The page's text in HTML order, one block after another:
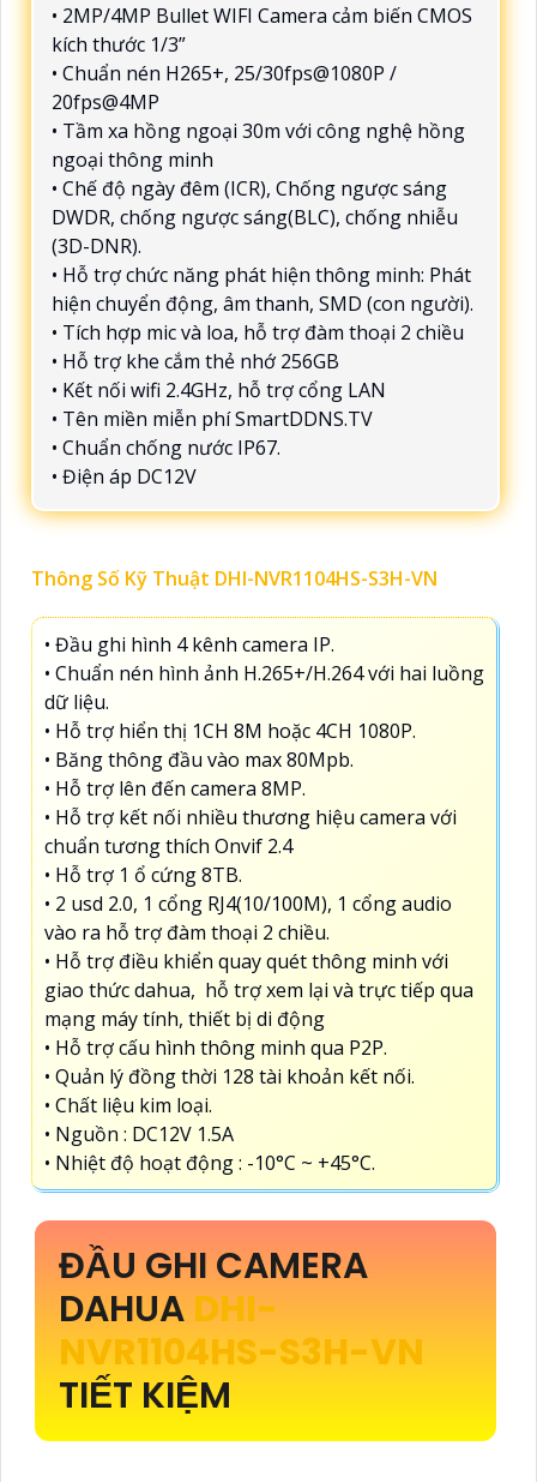
• 2MP/4MP Bullet WIFI Camera cảm biến CMOS
kích thước 1/3”
• Chuẩn nén H265+, 25/30fps@1080P /
20fps@4MP
• Tầm xa hồng ngoại 30m với công nghệ hồng
ngoại thông minh
• Chế độ ngày đêm (ICR), Chống ngược sáng
DWDR, chống ngược sáng(BLC), chống nhiễu
(3D-DNR).
• Hỗ trợ chức năng phát hiện thông minh: Phát
hiện chuyển động, âm thanh, SMD (con người).
• Tích hợp mic và loa, hỗ trợ đàm thoại 2 chiều
• Hỗ trợ khe cắm thẻ nhớ 256GB
• Kết nối wifi 2.4GHz, hỗ trợ cổng LAN
• Tên miền miễn phí SmartDDNS.TV
• Chuẩn chống nước IP67.
• Điện áp DC12V
Thông Số Kỹ Thuật DHI-NVR1104HS-S3H-VN
• Đầu ghi hình 4 kênh camera IP.
• Chuẩn nén hình ảnh H.265+/H.264 với hai luồng
dữ liệu.
• Hỗ trợ hiển thị 1CH 8M hoặc 4CH 1080P.
• Băng thông đầu vào max 80Mpb.
• Hỗ trợ lên đến camera 8MP.
• Hỗ trợ kết nối nhiều thương hiệu camera với
chuẩn tương thích Onvif 2.4
• Hỗ trợ 1 ổ cứng 8TB.
• 2 usd 2.0, 1 cổng RJ4(10/100M), 1 cổng audio
vào ra hỗ trợ đàm thoại 2 chiều.
• Hỗ trợ điều khiển quay quét thông minh với
giao thức dahua, hỗ trợ xem lại và trực tiếp qua
mạng máy tính, thiết bị di động
• Hỗ trợ cấu hình thông minh qua P2P.
• Quản lý đồng thời 128 tài khoản kết nối.
• Chất liệu kim loại.
• Nguồn : DC12V 1.5A
• Nhiệt độ hoạt động : -10°C ~ +45°C.
ĐẦU GHI CAMERA
DAHUA DHI-
NVR1104HS-S3H-VN
TIẾT KIỆM